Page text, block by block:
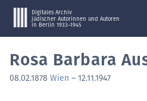
Digitales Archiv
jüdischer Autorinnen und Autoren
in Berlin 1933–1945
Rosa Barbara
08.02.1878 Wien – 12.11.1947